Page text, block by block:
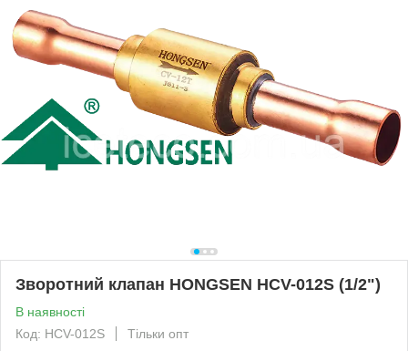
Зворотний клапан HONGSEN HCV-012S (1/2")
В наявності
Код: HCV-012S
Тільки опт